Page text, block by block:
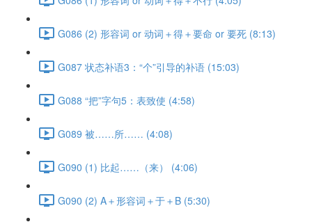
G086 (2) 形容词 or 动词＋得＋要命 or 要死 (8:13)
G087 状态补语3：“个”引导的补语 (15:03)
G088 “把”字句5：表致使 (4:58)
G089 被……所…… (4:08)
G090 (1) 比起……（来） (4:06)
G090 (2) A＋形容词＋于＋B (5:30)